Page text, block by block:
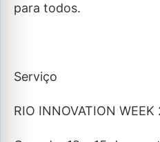
para todos.
Serviço
RIO INNOVATION WEEK